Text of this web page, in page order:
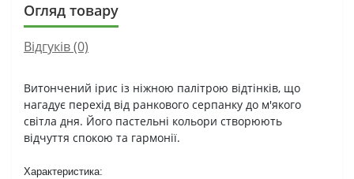
Огляд товару
Відгуків (0)
Витончений ірис із ніжною палітрою відтінків, що
нагадує перехід від ранкового серпанку до м'якого
світла дня. Його пастельні кольори створюють
відчуття спокою та гармонії.
Характеристика: